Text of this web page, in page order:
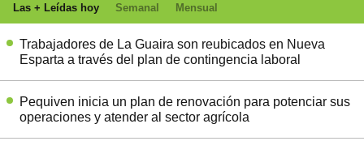
Las + Leídas hoy Semanal Mensual
Trabajadores de La Guaira son reubicados en Nueva
Esparta a través del plan de contingencia laboral
Pequiven inicia un plan de renovación para potenciar sus
operaciones y atender al sector agrícola